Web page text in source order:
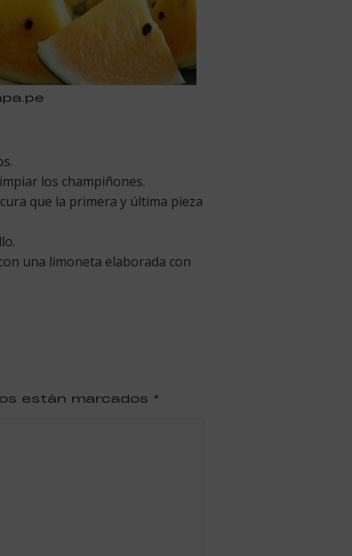
los champiñones.
que la primera y última pieza
una limoneta elaborada con
están marcados *